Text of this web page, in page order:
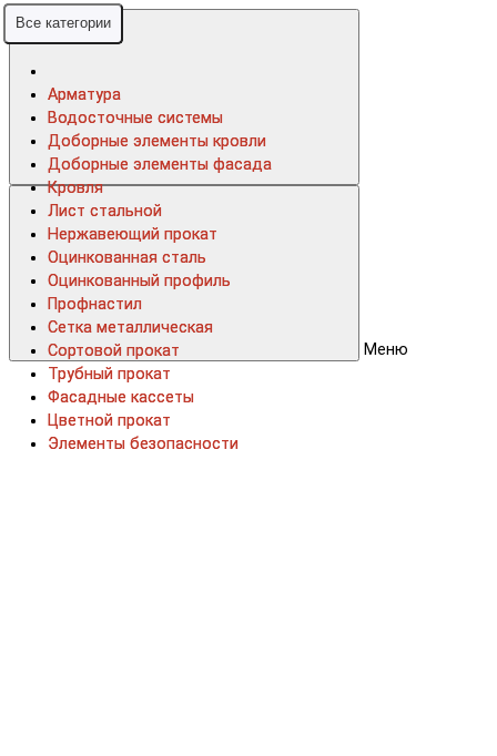
Меню
Все категории
Арматура
Водосточные системы
Доборные элементы кровли
Доборные элементы фасада
Кровля
Лист стальной
Нержавеющий прокат
Оцинкованная сталь
Оцинкованный профиль
Профнастил
Сетка металлическая
Сортовой прокат
Трубный прокат
Фасадные кассеты
Цветной прокат
Элементы безопасности
Все категории
Арматура
Водосточные системы
Доборные элементы кровли
Доборные элементы фасада
Кровля
Лист стальной
Нержавеющий прокат
Оцинкованная сталь
Оцинкованный профиль
Профнастил
Сетка металлическая
Сортовой прокат
Трубный прокат
Фасадные кассеты
Цветной прокат
Элементы безопасности